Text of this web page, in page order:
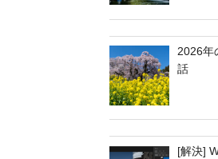
2026年
話
[解決]